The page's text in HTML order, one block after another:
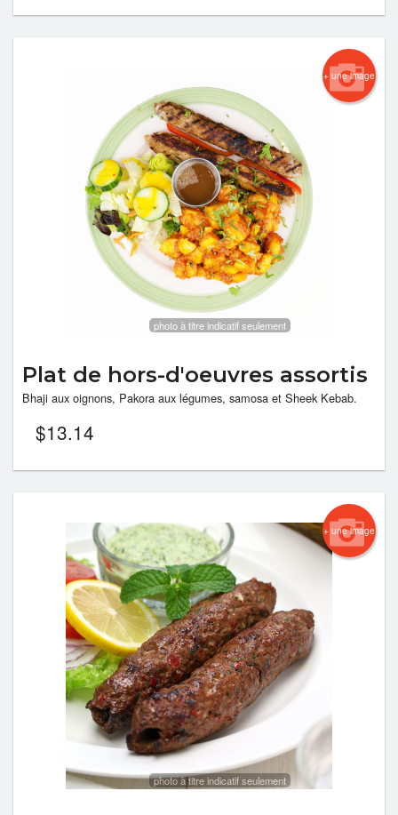
+ une image
photo à titre indicatif seulement
Plat de hors-d'oeuvres assortis
Bhaji aux oignons, Pakora aux légumes, samosa et Sheek Kebab.
$13.14
+ une image
photo à titre indicatif seulement